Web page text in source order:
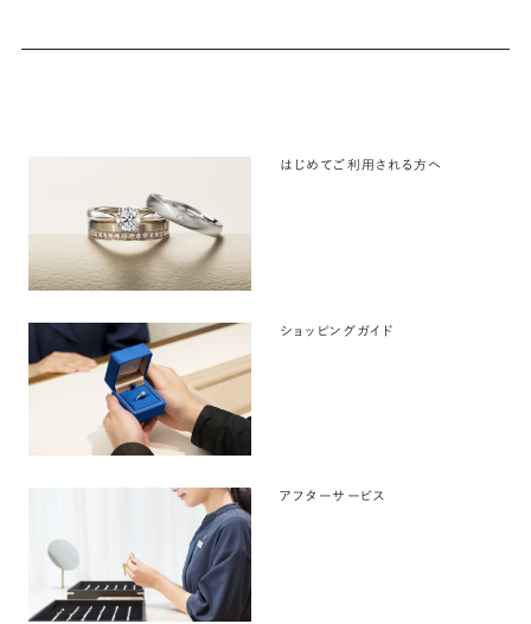
はじめてご利用される方へ
ショッピングガイド
アフターサービス